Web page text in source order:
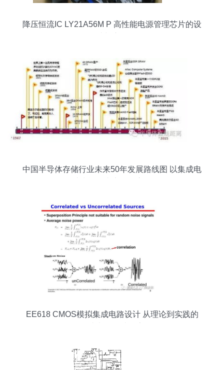
降压恒流IC LY21A56M P 高性能电源管理芯片的设
中国半导体存储行业未来50年发展路线图 以集成电
EE618 CMOS模拟集成电路设计 从理论到实践的